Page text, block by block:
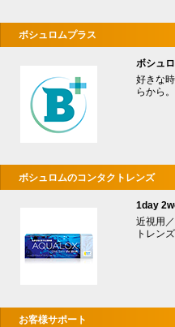
ボシュロムプラス
ボシュ
好きな
らから。
ボシュロムのコンタクトレンズ
1day
近視用
トレン
お客様サポート